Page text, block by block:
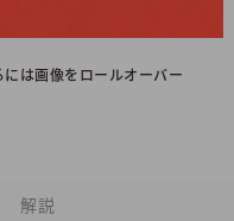
には画像をロールオーバー
解説